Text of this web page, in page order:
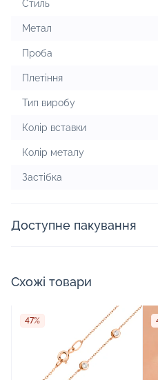
Стиль
Метал
Проба
Плетіння
Тип виробу
Колір вставки
Колір металу
Застібка
Доступне пакування
Схожі товари
47%